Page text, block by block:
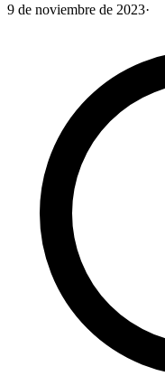
9 de noviembre de 2023·